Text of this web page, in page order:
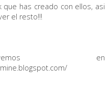
has creado con ellos, asi
el resto!!!
en